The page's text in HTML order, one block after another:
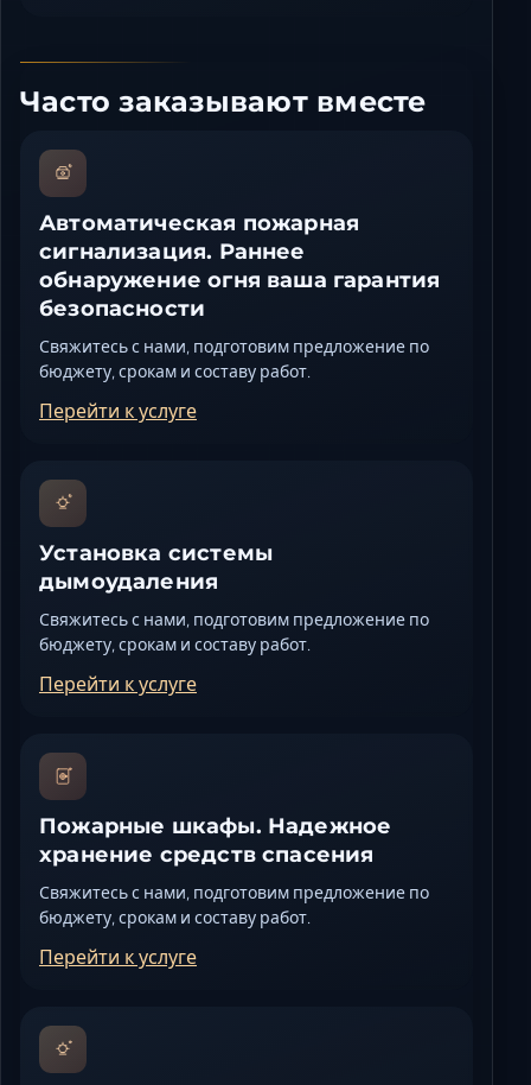
Часто заказывают вместе
Автоматическая пожарная
сигнализация. Раннее
обнаружение огня ваша гарантия
безопасности
Свяжитесь с нами, подготовим предложение по
бюджету, срокам и составу работ.
Перейти к услуге
Установка системы
дымоудаления
Свяжитесь с нами, подготовим предложение по
бюджету, срокам и составу работ.
Перейти к услуге
Пожарные шкафы. Надежное
хранение средств спасения
Свяжитесь с нами, подготовим предложение по
бюджету, срокам и составу работ.
Перейти к услуге